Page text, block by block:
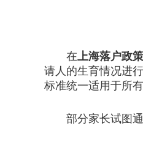
在上海落户政策
请人的生育情况进
标准统一适用于所
部分家长试图通